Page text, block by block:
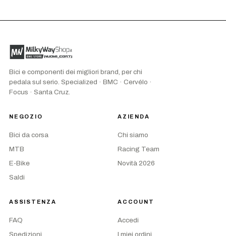
Bici e componenti dei migliori brand, per chi
pedala sul serio. Specialized · BMC · Cervélo ·
Focus · Santa Cruz.
NEGOZIO
Bici da corsa
MTB
E-Bike
Saldi
AZIENDA
Chi siamo
Racing Team
Novità 2026
ASSISTENZA
FAQ
Spedizioni
ACCOUNT
Accedi
I miei ordini